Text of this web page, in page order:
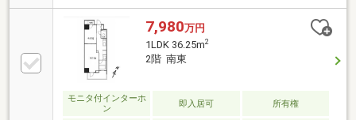
にもクローゼットを配置した収納充実プラン■オート
バス、追い炊き機能、浴室換気乾燥機付きの浴室■全
室エアコン・照明設置■ホテルライクな内廊下設計■ペ
ット飼育可（規約による制限あり)■リンクより室内VR
内覧可能です
7,980万円
1LDK 36.25m2
2階 南東
モニタ付インターホ
ン
即入居可 所有権